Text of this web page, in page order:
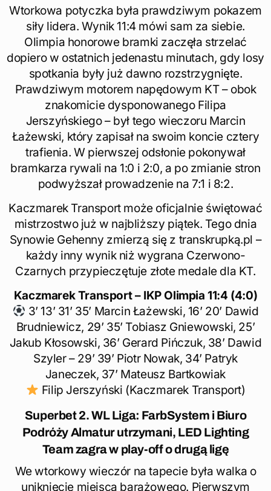
Wtorkowa potyczka była prawdziwym pokazem
siły lidera. Wynik 11:4 mówi sam za siebie.
Olimpia honorowe bramki zaczęła strzelać
dopiero w ostatnich jedenastu minutach, gdy losy
spotkania były już dawno rozstrzygnięte.
Prawdziwym motorem napędowym KT – obok
znakomicie dysponowanego Filipa
Jerszyńskiego – był tego wieczoru Marcin
Łażewski, który zapisał na swoim koncie cztery
trafienia. W pierwszej odsłonie pokonywał
bramkarza rywali na 1:0 i 2:0, a po zmianie stron
podwyższał prowadzenie na 7:1 i 8:2.
Kaczmarek Transport może oficjalnie świętować
mistrzostwo już w najbliższy piątek. Tego dnia
Synowie Gehenny zmierzą się z transkrupką.pl –
każdy inny wynik niż wygrana Czerwono-
Czarnych przypieczętuje złote medale dla KT.
Kaczmarek Transport – IKP Olimpia 11:4 (4:0)
3’ 13’ 31’ 35’ Marcin Łażewski, 16’ 20’ Dawid
Brudniewicz, 29’ 35’ Tobiasz Gniewowski, 25’
Jakub Kłosowski, 36’ Gerard Pińczuk, 38’ Dawid
Szyler – 29’ 39’ Piotr Nowak, 34’ Patryk
Janeczek, 37’ Mateusz Bartkowiak
Filip Jerszyński (Kaczmarek Transport)
Superbet 2. WL Liga: FarbSystem i Biuro
Podróży Almatur utrzymani, LED Lighting
Team zagra w play-off o drugą ligę
We wtorkowy wieczór na tapecie była walka o
uniknięcie miejsca barażowego. Pierwszym